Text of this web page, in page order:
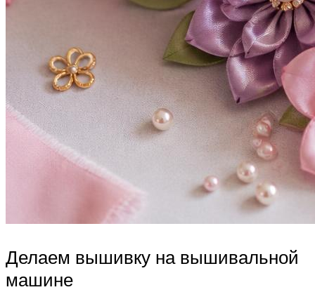
Делаем вышивку на вышивальной
машине